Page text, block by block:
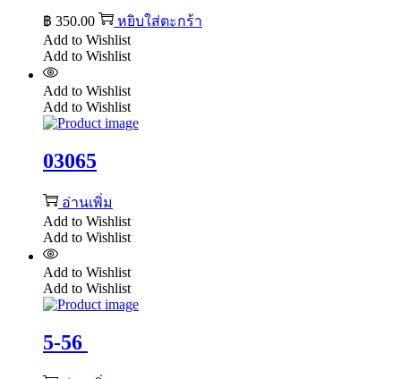
฿ 350.00
หยิบใส่ตะกร้า
Add to Wishlist
Add to Wishlist
Add to Wishlist
Add to Wishlist
03065
อ่านเพิ่ม
Add to Wishlist
Add to Wishlist
Add to Wishlist
Add to Wishlist
5-56